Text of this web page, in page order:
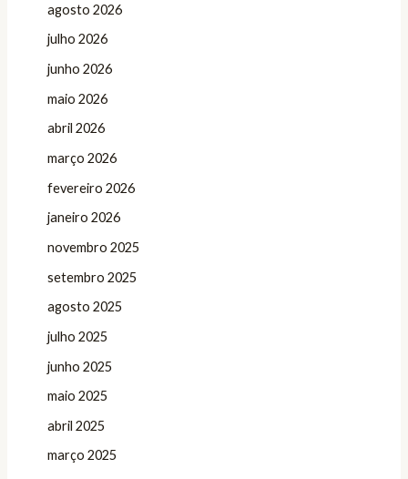
agosto 2026
julho 2026
junho 2026
maio 2026
abril 2026
março 2026
fevereiro 2026
janeiro 2026
novembro 2025
setembro 2025
agosto 2025
julho 2025
junho 2025
maio 2025
abril 2025
março 2025